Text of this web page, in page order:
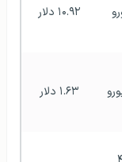
۱۰.۹۲ دلار
۱.۶۳ دلار